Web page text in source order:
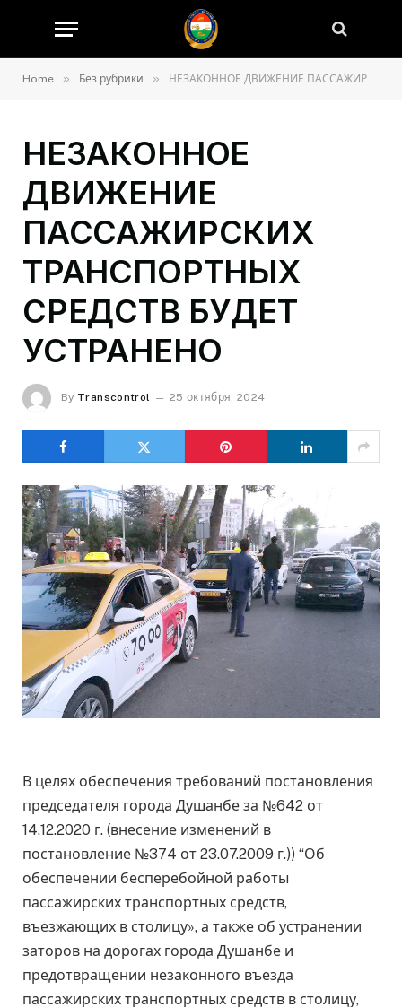
Home » Без рубрики » НЕЗАКОННОЕ ДВИЖЕНИЕ ПАССАЖИРСКИХ ТРАНСПОРТНЫХ СРЕДСТВ БУДЕТ УСТРАНЕНО
НЕЗАКОННОЕ
ДВИЖЕНИЕ
ПАССАЖИРСКИХ
ТРАНСПОРТНЫХ
СРЕДСТВ БУДЕТ
УСТРАНЕНО
By Transcontrol 25 октября, 2024
В целях обеспечения требований постановления
председателя города Душанбе за №642 от
14.12.2020 г. (внесение изменений в
постановление №374 от 23.07.2009 г.)) “Об
обеспечении бесперебойной работы
пассажирских транспортных средств,
въезжающих в столицу», а также об устранении
заторов на дорогах города Душанбе и
предотвращении незаконного въезда
пассажирских транспортных средств в столицу,